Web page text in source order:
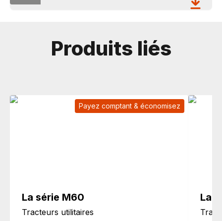
Produits liés
Payez comptant & économisez
La série M60
Tracteurs utilitaires
La